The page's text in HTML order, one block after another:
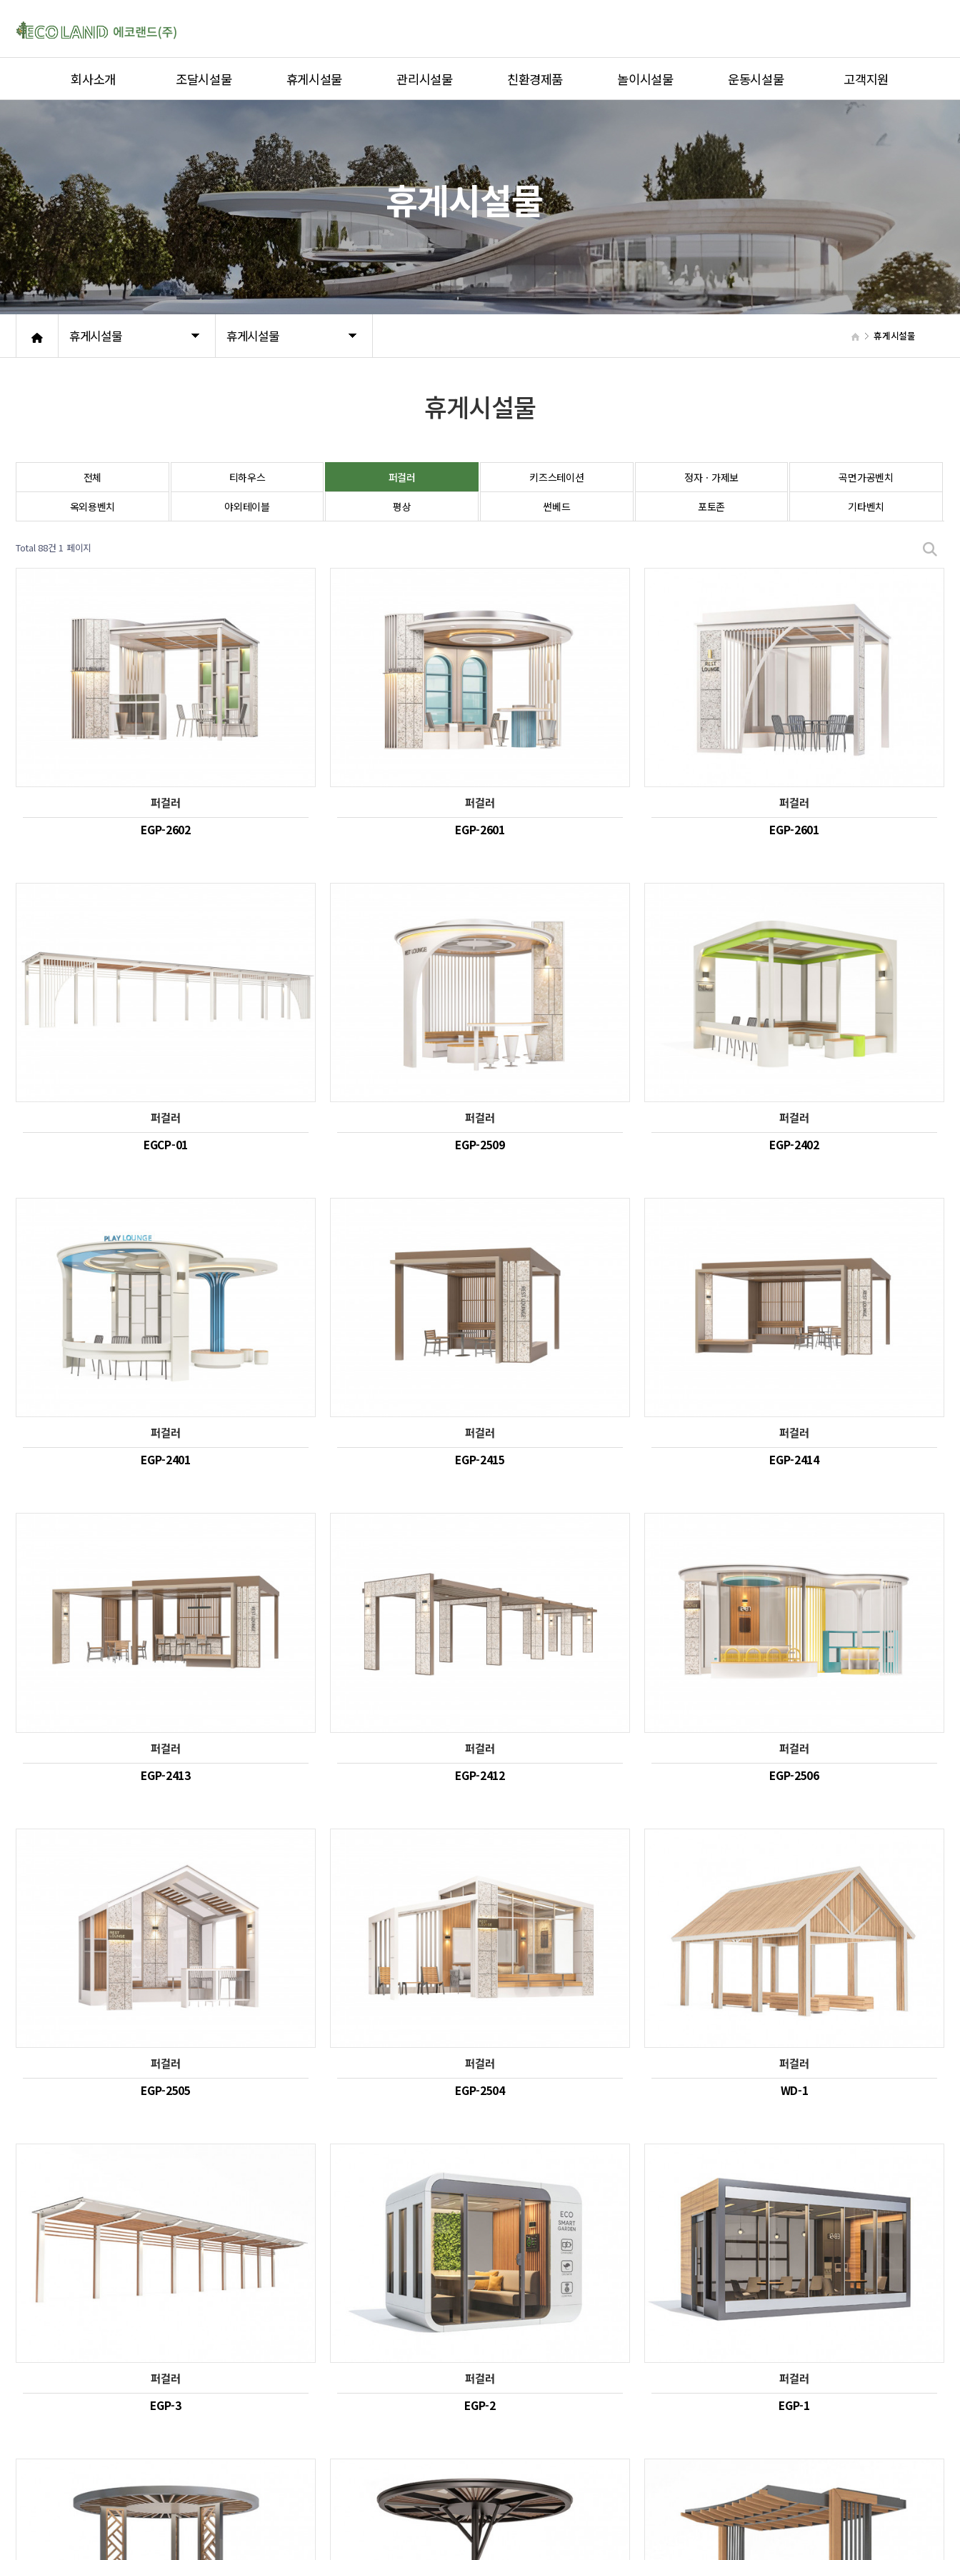
회사소개
인증서
오시는 길
조달시설물
디자인형울타리
자전거보관대
야외운동기구
휴게시설물
퍼걸러
키즈스테이션
정자ㆍ가제보
곡면가공벤치
옥외용벤치
야외테이블
평상
썬베드
관리시설물
생활자원보관소
디자인형울타리
흡연부스
조명열주
볼라드
플랜터
세족대
기타시설물
친환경제품
스마트가든
놀이시설물
반려동물놀이터
단위놀이시설
운동시설물
복합형운동시설
시니어운동시설
일반운동시설
스마트운동시설
고객지원
공지사항
물가지 자료
견적문의
통합검색
시공사례
휴게시설물 휴게시설물 휴게시설물
휴게시설물
휴게시설물
전체 티하우스 퍼걸러 키즈스테이션 정자ㆍ가제보 곡면가공벤치
옥외용벤치 야외테이블 평상 썬베드 포토존 기타벤치
Total 88건 1 페이지
퍼걸러
EGP-2602
퍼걸러
EGP-2601
퍼걸러
EGP-2601
퍼걸러
EGCP-01
퍼걸러
EGP-2509
퍼걸러
EGP-2402
퍼걸러
EGP-2401
퍼걸러
EGP-2415
퍼걸러
EGP-2414
퍼걸러
EGP-2413
퍼걸러
EGP-2412
퍼걸러
EGP-2506
퍼걸러
EGP-2505
퍼걸러
EGP-2504
퍼걸러
WD-1
퍼걸러
EGP-3
퍼걸러
EGP-2
퍼걸러
EGP-1